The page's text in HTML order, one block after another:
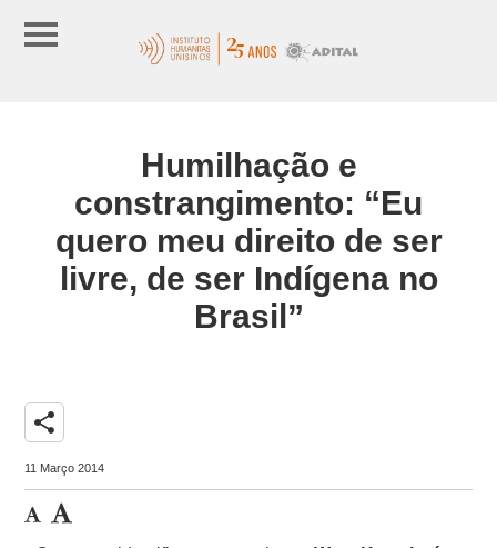
Humilhação e
constrangimento: “Eu
quero meu direito de ser
livre, de ser Indígena no
Brasil”
share
11 Março 2014